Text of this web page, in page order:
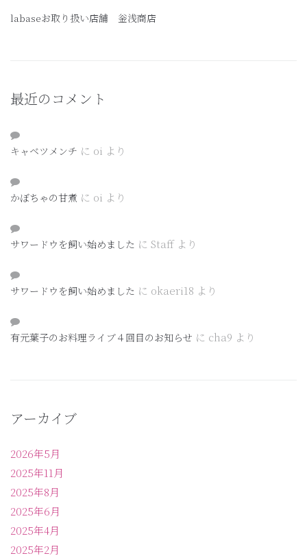
labaseお取り扱い店舗 釡浅商店
最近のコメント
キャベツメンチ に oi より
かぼちゃの甘煮 に oi より
サワードウを飼い始めました に Staffより
サワードウを飼い始めました に okaeri18 より
有元葉子のお料理ライブ４回目のお知らせ に cha9 より
アーカイブ
2026年5月
2025年11月
2025年8月
2025年6月
2025年4月
2025年2月